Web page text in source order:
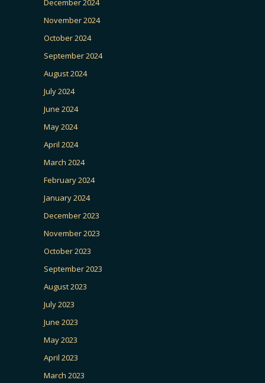
December 2024
November 2024
October 2024
September 2024
August 2024
July 2024
June 2024
May 2024
April 2024
March 2024
February 2024
January 2024
December 2023
November 2023
October 2023
September 2023
August 2023
July 2023
June 2023
May 2023
April 2023
March 2023